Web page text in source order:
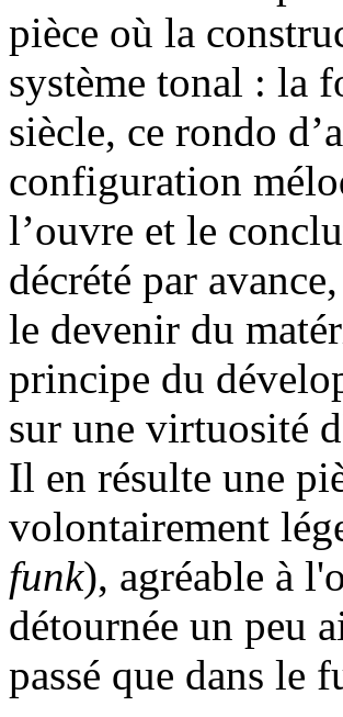
pièce où la
système tonal : la
siècle, ce rondo
configuration
l’ouvre et le
décrété par
le devenir du
principe du
sur une virtuosité
Il en résulte une
volontairement
funk), agréable à
détournée un peu
passé que dans le